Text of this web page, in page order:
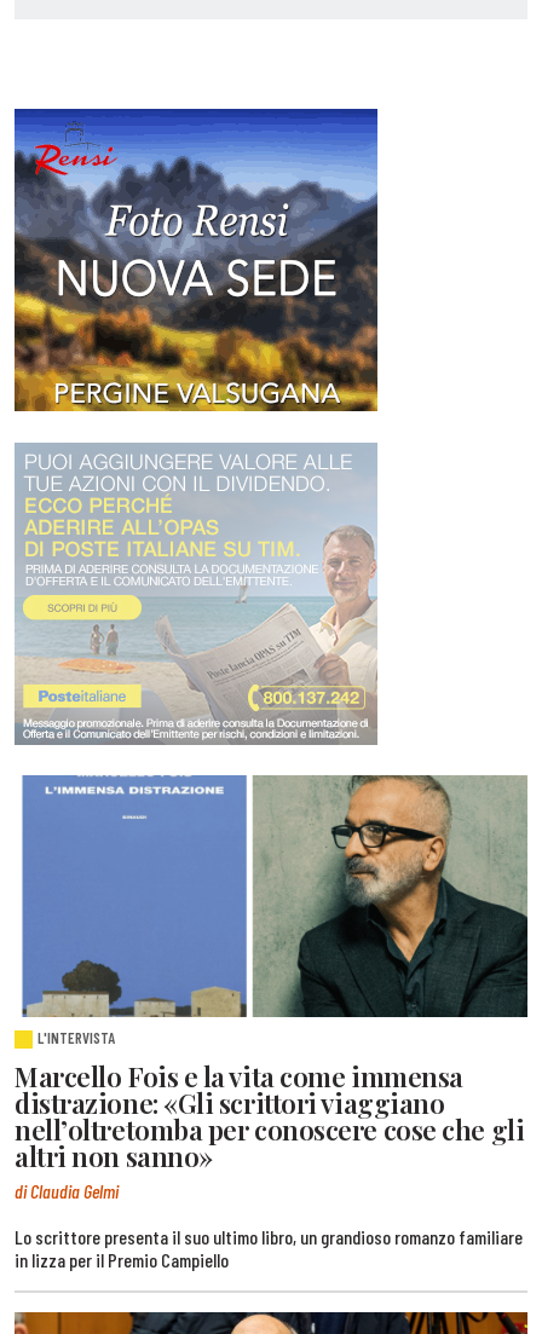
L'INTERVISTA
Marcello Fois e la vita come immensa
distrazione: «Gli scrittori viaggiano
nell’oltretomba per conoscere cose che gli
altri non sanno»
di Claudia Gelmi
Lo scrittore presenta il suo ultimo libro, un grandioso romanzo familiare
in lizza per il Premio Campiello